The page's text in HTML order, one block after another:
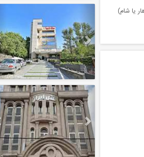
یا شام)
Next